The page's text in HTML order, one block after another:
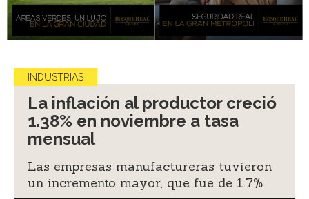
INDUSTRIAS
La inflación al productor creció
1.38% en noviembre a tasa
mensual
Las empresas manufactureras tuvieron
un incremento mayor, que fue de 1.7%.